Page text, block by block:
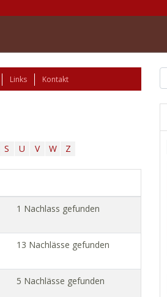
Links Kontakt
S U V W Z
1 Nachlass gefunden
13 Nachlässe gefunden
5 Nachlässe gefunden